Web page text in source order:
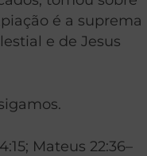
é a suprema
e de Jesus
Mateus 22:36–